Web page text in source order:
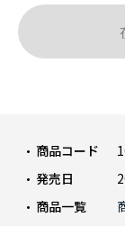
商品コード
発売日
商品一覧